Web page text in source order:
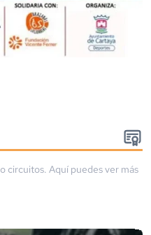
o circuitos. Aquí puedes ver más